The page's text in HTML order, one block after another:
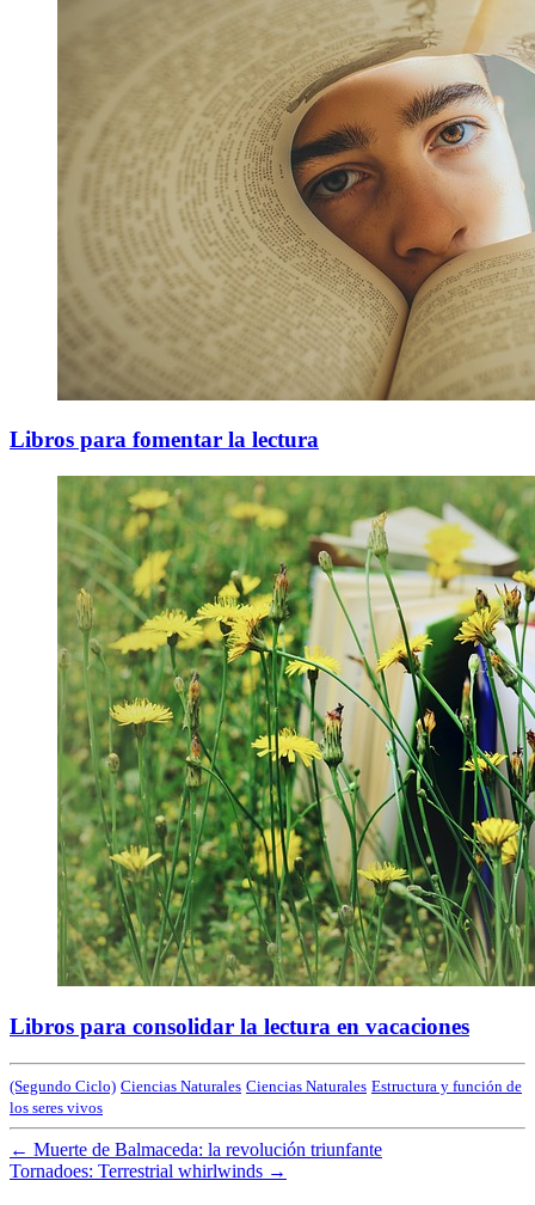
Libros para fomentar la lectura
Libros para consolidar la lectura en vacaciones
(Segundo Ciclo) Ciencias Naturales Ciencias Naturales Estructura y función de
los seres vivos
← Muerte de Balmaceda: la revolución triunfante
Tornadoes: Terrestrial whirlwinds →